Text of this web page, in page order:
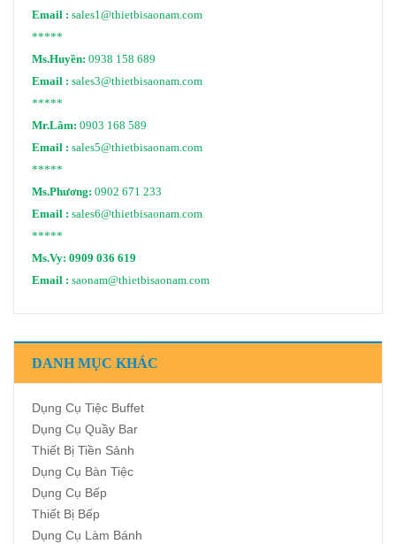
Email : sales1@thietbisaonam.com
*****
Ms.Huyền: 0938 158 689
Email : sales3@thietbisaonam.com
*****
Mr.Lâm: 0903 168 589
Email : sales5@thietbisaonam.com
*****
Ms.Phương: 0902 671 233
Email : sales6@thietbisaonam.com
*****
Ms.Vy: 0909 036 619
Email : saonam@thietbisaonam.com
DANH MỤC KHÁC
Dụng Cụ Tiệc Buffet
Dụng Cụ Quầy Bar
Thiết Bị Tiền Sảnh
Dụng Cụ Bàn Tiệc
Dụng Cụ Bếp
Thiết Bị Bếp
Dụng Cụ Làm Bánh